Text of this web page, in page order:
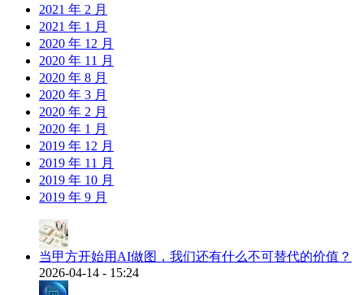
2021 年 2 月
2021 年 1 月
2020 年 12 月
2020 年 11 月
2020 年 8 月
2020 年 3 月
2020 年 2 月
2020 年 1 月
2019 年 12 月
2019 年 11 月
2019 年 10 月
2019 年 9 月
当甲方开始用AI做图，我们还有什么不可替代的价值？
2026-04-14 - 15:24